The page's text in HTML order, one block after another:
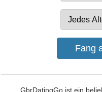
GbrDatingGo ist ein